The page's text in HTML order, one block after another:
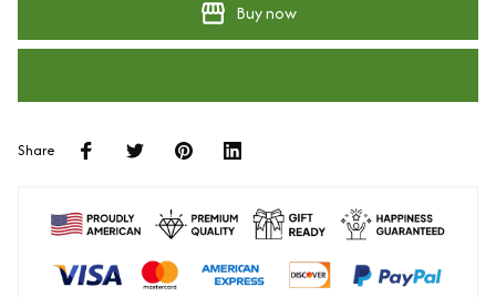
Buy now
Share